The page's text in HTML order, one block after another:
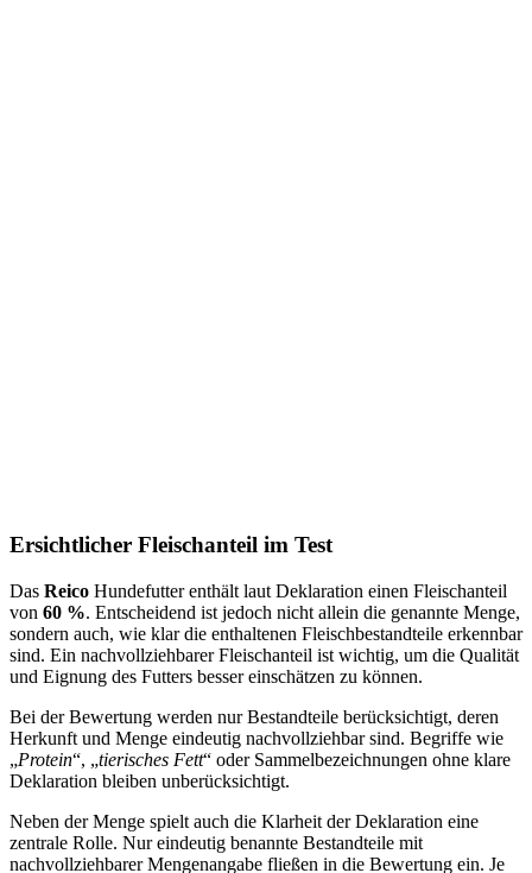
Ersichtlicher Fleischanteil im Test
Das Reico Hundefutter enthält laut Deklaration einen Fleischanteil
von 60 %. Entscheidend ist jedoch nicht allein die genannte Menge,
sondern auch, wie klar die enthaltenen Fleischbestandteile erkennbar
sind. Ein nachvollziehbarer Fleischanteil ist wichtig, um die Qualität
und Eignung des Futters besser einschätzen zu können.
Bei der Bewertung werden nur Bestandteile berücksichtigt, deren
Herkunft und Menge eindeutig nachvollziehbar sind. Begriffe wie
„Protein“, „tierisches Fett“ oder Sammelbezeichnungen ohne klare
Deklaration bleiben unberücksichtigt.
Neben der Menge spielt auch die Klarheit der Deklaration eine
zentrale Rolle. Nur eindeutig benannte Bestandteile mit
nachvollziehbarer Mengenangabe fließen in die Bewertung ein. Je